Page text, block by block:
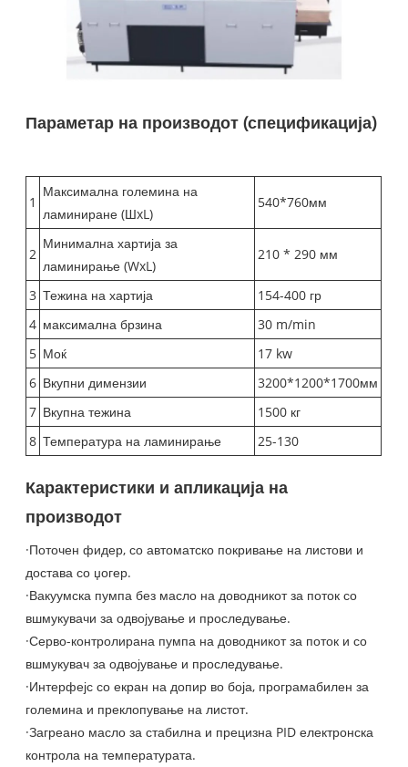
Параметар на производот (спецификација)
1
Максимална големина на
ламиниране (ШxL)
540*760мм
2
Минимална хартија за
ламинирање (WxL)
210 * 290 мм
3 Тежина на хартија
154-400 гр
4 максимална брзина
30 m/min
5 Моќ
17 kw
6 Вкупни димензии
3200*1200*1700мм
7 Вкупна тежина
1500 кг
8 Температура на ламинирање 25-130
Карактеристики и апликација на
производот
·Поточен фидер, со автоматско покривање на листови и
достава со џогер.
·Вакуумска пумпа без масло на доводникот за поток со
вшмукувачи за одвојување и проследување.
·Серво-контролирана пумпа на доводникот за поток и со
вшмукувач за одвојување и проследување.
·Интерфејс со екран на допир во боја, програмабилен за
големина и преклопување на листот.
·Загреано масло за стабилна и прецизна PID електронска
контрола на температурата.